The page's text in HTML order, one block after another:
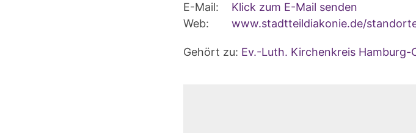
E-Mail:
Klick zum E-Mail senden
Web:
www.stadtteildiakonie.de/
Gehört zu: Ev.-Luth. Kirchenkreis Hamburg-